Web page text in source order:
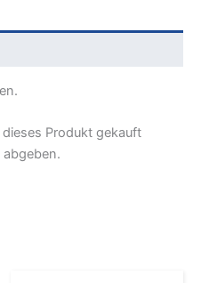
Produkt gekauft
abgeben.